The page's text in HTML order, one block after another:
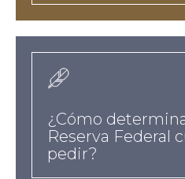
hreflangesvídeos-
a
a-
es-
taxonomy-
term-
¿Cómo
Reserva Federal
pedir?